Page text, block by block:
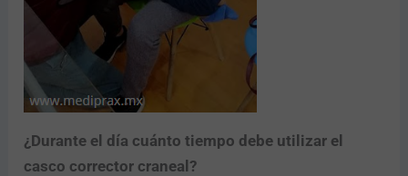
¿Durante el día cuánto tiempo debe utilizar el
casco corrector craneal?